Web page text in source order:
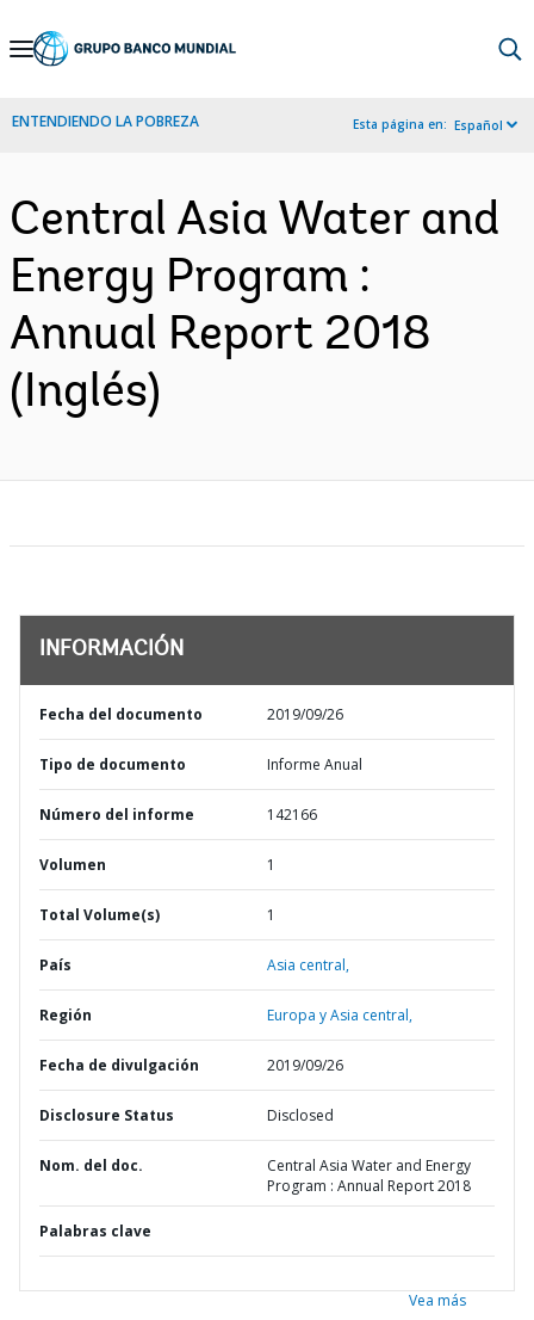
Skip
Navigation
ENTENDIENDO LA POBREZA Esta página en: Español
Central Asia Water and
Energy Program :
Annual Report 2018
(Inglés)
INFORMACIÓN
Fecha del documento 2019/09/26
Tipo de documento Informe Anual
Número del informe 142166
Volumen 1
Total Volume(s) 1
País Asia central,
Región Europa y Asia central,
Fecha de divulgación 2019/09/26
Disclosure Status Disclosed
Nom. del doc.
Central Asia Water and Energy
Program : Annual Report 2018
Palabras clave
Vea más